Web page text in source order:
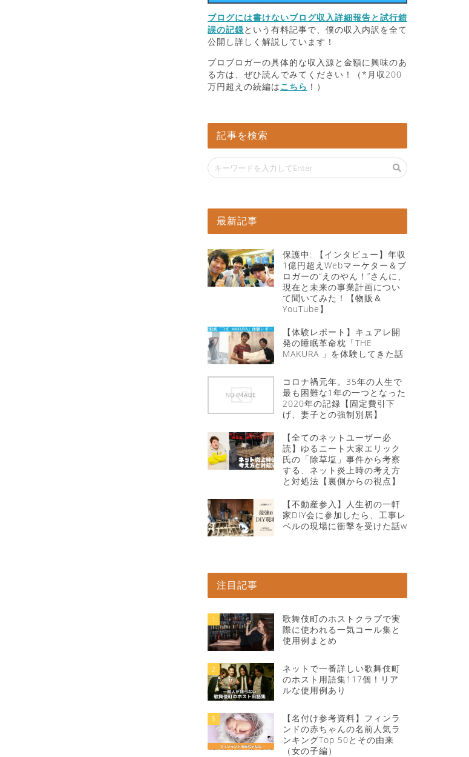
ブログには書けないブログ収入詳細報告と試行錯
誤の記録という有料記事で、僕の収入内訳を全て
公開し詳しく解説しています！
プロブロガーの具体的な収入源と金額に興味のあ
る方は、ぜひ読んでみてください！（*月収200
万円超えの続編はこちら ！）
記事を検索
最新記事
保護中: 【インタビュー】年収
1億円超えWebマーケター＆ブ
ロガーの“えのやん！”さんに、
現在と未来の事業計画につい
て聞いてみた！【物販＆
YouTube】
【体験レポート】キュアレ開
発の睡眠革命枕「THE
MAKURA 」を体験してきた話
コロナ禍元年。35年の人生で
最も困難な1年の一つとなった
2020年の記録【固定費引下
げ、妻子との強制別居】
【全てのネットユーザー必
読】ゆるニート大家エリック
氏の「除草塩」事件から考察
する、ネット炎上時の考え方
と対処法【裏側からの視点】
【不動産参入】人生初の一軒
家DIY会に参加したら、工事レ
ベルの現場に衝撃を受けた話w
注目記事
1
歌舞伎町のホストクラブで実
際に使われる一気コール集と
使用例まとめ
2
ネットで一番詳しい歌舞伎町
のホスト用語集117個！リア
ルな使用例あり
3
【名付け参考資料】フィンラ
ンドの赤ちゃんの名前人気ラ
ンキングTop 50とその由来
（女の子編）